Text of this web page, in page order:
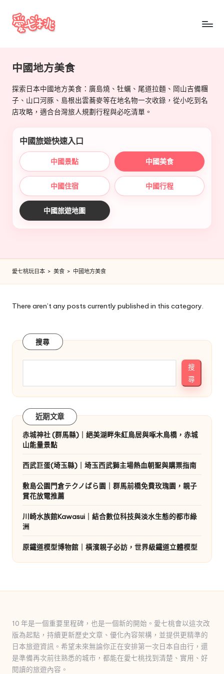
Skip
七
桃
玩
日
本
中國地方美食
探索日本中國地方美食：廣島燒、牡蠣、尾道拉麵、岡山吉備糰
子、山口河豚、島根出雲蕎麥等在地名物一次收錄，從小吃到名
店攻略，適合台灣旅人規劃行程與必吃清單。
中國旅遊快速入口
中國景點 中國美食
中國住宿 中國行程
中國旅遊地圖
愛七桃玩日本 > 美食 > 中國地方美食
There aren’t any posts currently published in this category.
搜尋
搜
尋
近期文章
赤城神社 (群馬縣)｜絕美湖畔朱紅鳥居與啄木鳥橋，赤城
山能量景點
西武巨蛋(埼玉縣)｜埼玉西武獅主場熱血朝聖與購票指南
敷島公園門倉テクノばら園｜群馬前橋免費玫瑰園，親子
賞花放電推薦
川崎水族館Kawasui｜結合數位科技與淡水生態的都市綠
洲
原鐵道模型博物館｜橫濱親子必訪，世界級鐵道立體模型
10 年是一個重要里程碑，也是一個新的開始。愛七桃會以這次改
版為起點，持續更新歷史文章、優化內容架構，並提供更精準的
日本旅遊資訊。希望未來無論你正在安排第一次日本自由行，還
是準備再次前往熟悉的城市，都能在愛七桃找到清楚、實用、好
閱讀的旅遊內容。